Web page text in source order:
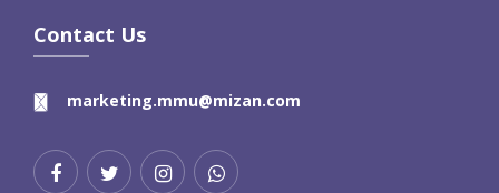
Contact Us
marketing.mmu@mizan.com